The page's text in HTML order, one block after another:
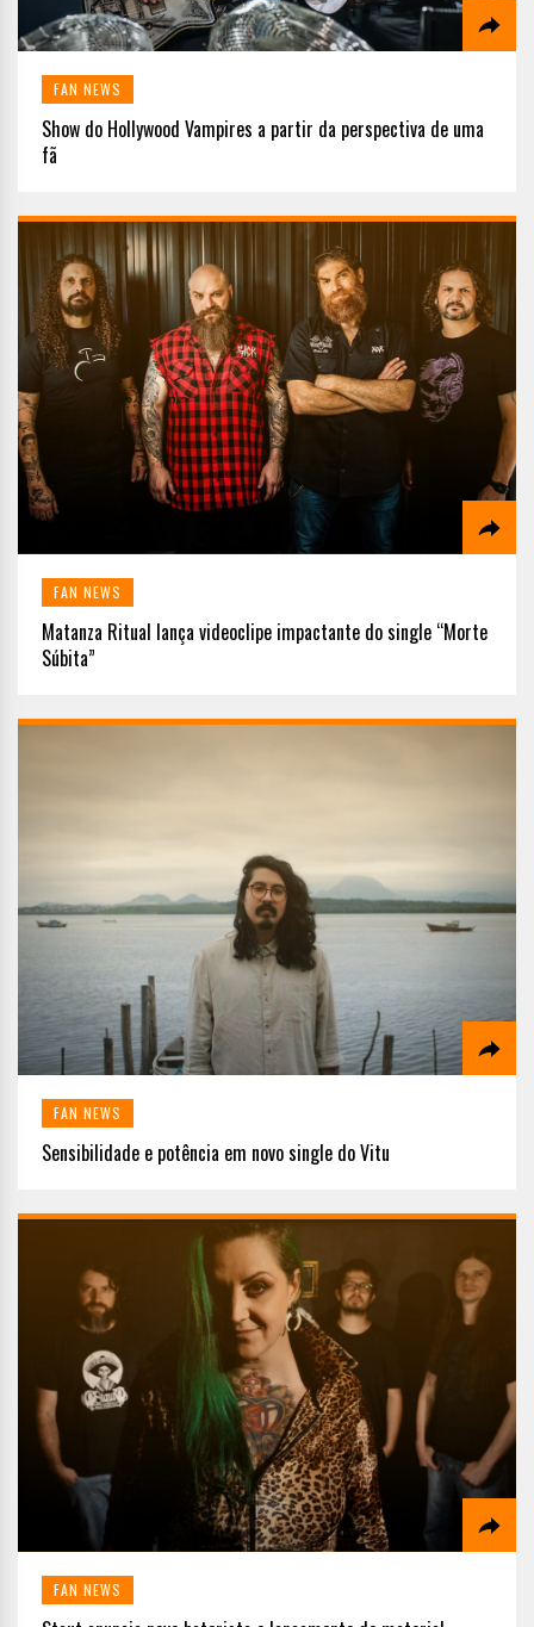
FAN NEWS
Show do Hollywood Vampires a partir da perspectiva de uma
fã
FAN NEWS
Matanza Ritual lança videoclipe impactante do single “Morte
Súbita”
FAN NEWS
Sensibilidade e potência em novo single do Vitu
FAN NEWS